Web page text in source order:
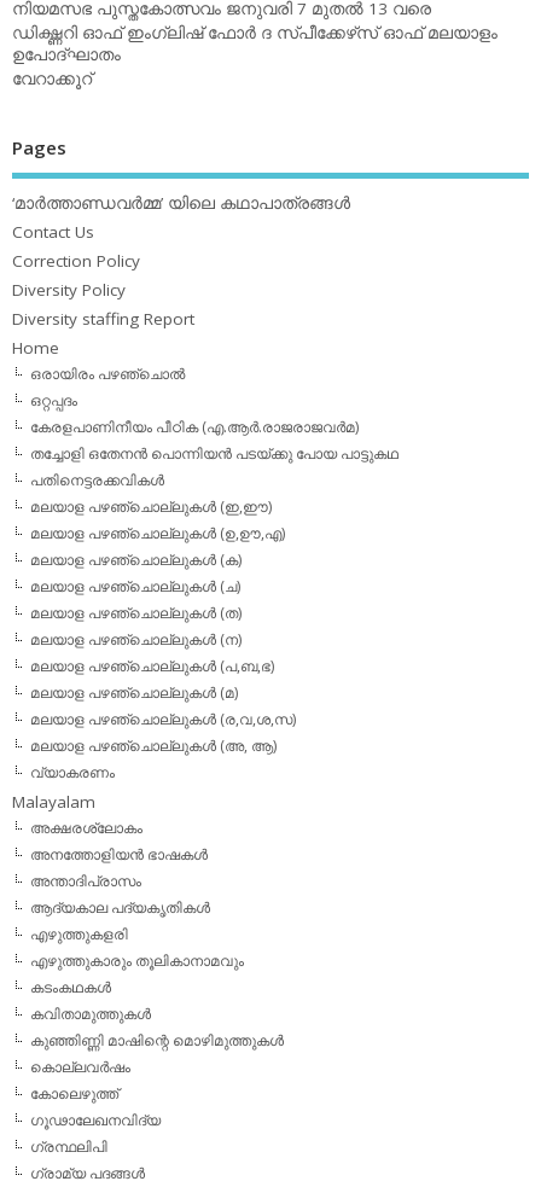
നിയമസഭ പുസ്തകോത്സവം ജനുവരി 7 മുതല്‍ 13 വരെ
ഡിക്ഷ്ണറി ഓഫ് ഇംഗ്ലിഷ് ഫോര്‍ ദ സ്പീക്കേഴ്‌സ് ഓഫ് മലയാളം
ഉപോദ്ഘാതം
വേറാക്കൂറ്
Pages
‘മാര്‍ത്താണ്ഡവര്‍മ്മ’ യിലെ കഥാപാത്രങ്ങള്‍
Contact Us
Correction Policy
Diversity Policy
Diversity staffing Report
Home
ഒരായിരം പഴഞ്ചൊല്‍
ഒറ്റപ്പദം
കേരളപാണിനീയം പീഠിക (എ.ആര്‍.രാജരാജവര്‍മ)
തച്ചോളി ഒതേനൻ പൊന്നിയൻ പടയ്‌ക്കു പോയ പാട്ടുകഥ
പതിനെട്ടരക്കവികള്‍
മലയാള പഴഞ്ചൊല്ലുകള്‍ (ഇ,ഈ)
മലയാള പഴഞ്ചൊല്ലുകള്‍ (ഉ,ഊ,എ)
മലയാള പഴഞ്ചൊല്ലുകള്‍ (ക)
മലയാള പഴഞ്ചൊല്ലുകള്‍ (ച)
മലയാള പഴഞ്ചൊല്ലുകള്‍ (ത)
മലയാള പഴഞ്ചൊല്ലുകള്‍ (ന)
മലയാള പഴഞ്ചൊല്ലുകള്‍ (പ,ബ,ഭ)
മലയാള പഴഞ്ചൊല്ലുകള്‍ (മ)
മലയാള പഴഞ്ചൊല്ലുകള്‍ (ര,വ,ശ,സ)
മലയാള പഴഞ്ചൊല്ലുകൾ (അ, ആ)
വ്യാകരണം
Malayalam
അക്ഷരശ്ലോകം
അനത്തോളിയന്‍ ഭാഷകള്‍
അന്താദിപ്രാസം
ആദ്യകാല പദ്യകൃതികള്‍
എഴുത്തുകളരി
എഴുത്തുകാരും തൂലികാനാമവും
കടംകഥകള്‍
കവിതാമുത്തുകള്‍
കുഞ്ഞിണ്ണി മാഷിന്റെ മൊഴിമുത്തുകള്‍
കൊല്ലവര്‍ഷം
കോലെഴുത്ത്
ഗൂഢാലേഖനവിദ്യ
ഗ്രന്ഥലിപി
ഗ്രാമ്യ പദങ്ങള്‍